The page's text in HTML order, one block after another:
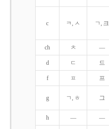
c ㅋ, ㅅ ㄱ, 크
ch ㅊ ―
d ㄷ 드
f ㅍ 프
g ㄱ, ㅎ 그
h ― ―